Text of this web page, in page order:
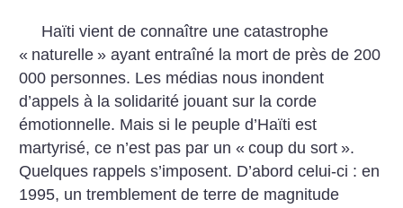
Haïti vient de connaître une catastrophe
« naturelle » ayant entraîné la mort de près de 200
000 personnes. Les médias nous inondent
d’appels à la solidarité jouant sur la corde
émotionnelle. Mais si le peuple d’Haïti est
martyrisé, ce n’est pas par un « coup du sort ».
Quelques rappels s’imposent. D’abord celui-ci : en
1995, un tremblement de terre de magnitude